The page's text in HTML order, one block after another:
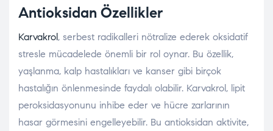
Antioksidan Özellikler
Karvakrol, serbest radikalleri nötralize ederek oksidatif
stresle mücadelede önemli bir rol oynar. Bu özellik,
yaşlanma, kalp hastalıkları ve kanser gibi birçok
hastalığın önlenmesinde faydalı olabilir. Karvakrol, lipit
peroksidasyonunu inhibe eder ve hücre zarlarının
hasar görmesini engelleyebilir. Bu antioksidan aktivite,